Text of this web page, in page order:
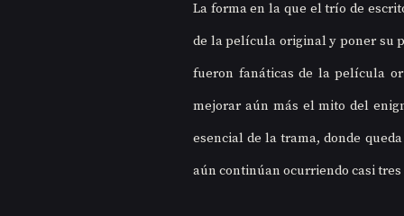
La forma en la que el trío de
de la película original y poner su
fueron fanáticas de la película
mejorar aún más el mito del
esencial de la trama, donde
aún continúan ocurriendo casi